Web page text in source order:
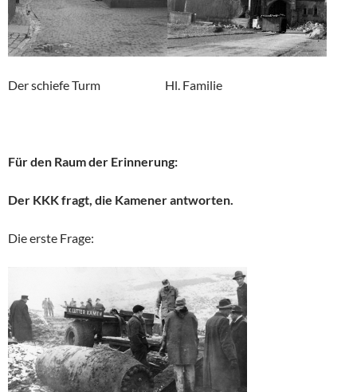
Der schiefe Turm Hl. Familie
Für den Raum der Erinnerung:
Der KKK fragt, die Kamener antworten.
Die erste Frage: